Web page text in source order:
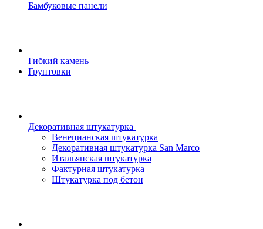
Бамбуковые панели
Гибкий камень
Грунтовки
Декоративная штукатурка
Венецианская штукатурка
Декоративная штукатурка San Marco
Итальянская штукатурка
Фактурная штукатурка
Штукатурка под бетон